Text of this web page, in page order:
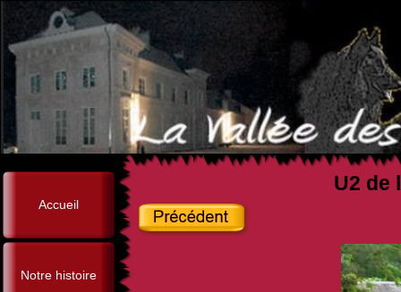
Accueil
Notre histoire
U2 de